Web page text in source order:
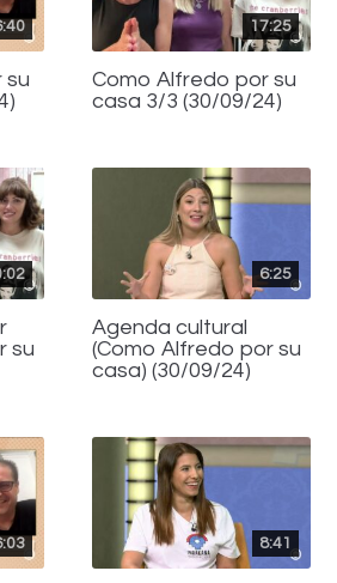
su
17:25
Como Alfredo por su
casa 3/3 (30/09/24)
su
6:25
Agenda cultural
(Como Alfredo por su
casa) (30/09/24)
8:41